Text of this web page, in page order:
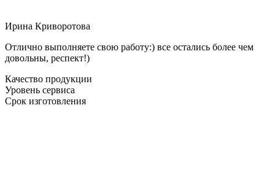
Ирина Криворотова
Отлично выполняете свою работу:) все остались более чем
довольны, респект!)
Качество продукции
Уровень сервиса
Срок изготовления